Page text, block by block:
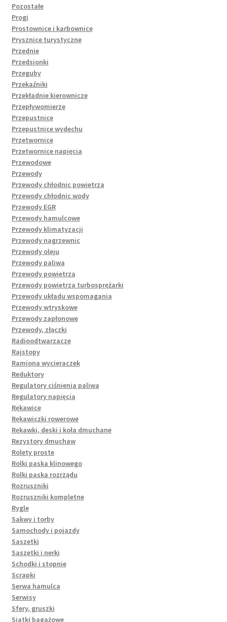
Pozostałe
Progi
Prostownice i karbownice
Prysznice turystyczne
Przednie
Przedsionki
Przeguby
Przekaźniki
Przekładnie kierownicze
Przepływomierze
Przepustnice
Przepustnice wydechu
Przetwornice
Przetwornice napięcia
Przewodowe
Przewody
Przewody chłodnic powietrza
Przewody chłodnic wody
Przewody EGR
Przewody hamulcowe
Przewody klimatyzacji
Przewody nagrzewnic
Przewody oleju
Przewody paliwa
Przewody powietrza
Przewody powietrza turbosprężarki
Przewody układu wspomagania
Przewody wtryskowe
Przewody zapłonowe
Przewody, złączki
Radioodtwarzacze
Rajstopy
Ramiona wycieraczek
Reduktory
Regulatory ciśnienia paliwa
Regulatory napięcia
Rękawice
Rękawiczki rowerowe
Rękawki, deski i koła dmuchane
Rezystory dmuchaw
Rolety proste
Rolki paska klinowego
Rolki paska rozrządu
Rozruszniki
Rozruszniki kompletne
Rygle
Sakwy i torby
Samochody i pojazdy
Saszetki
Saszetki i nerki
Schodki i stopnie
Scrapki
Serwa hamulca
Serwisy
Sfery, gruszki
Siatki bagażowe